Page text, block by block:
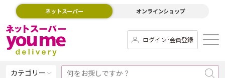
ネットスーパー オンラインショップ
ログイン･会員登録
カテゴリー